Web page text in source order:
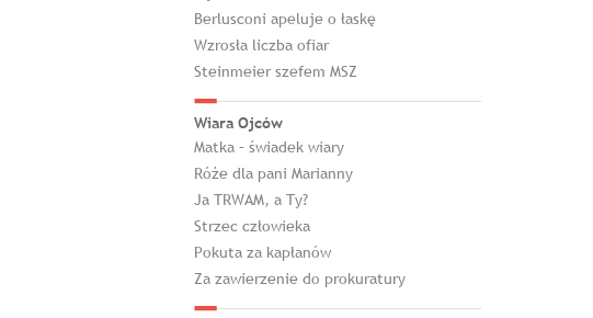
Berlusconi apeluje o łaskę
Wzrosła liczba ofiar
Steinmeier szefem MSZ
Wiara Ojców
Matka – świadek wiary
Róże dla pani Marianny
Ja TRWAM, a Ty?
Strzec człowieka
Pokuta za kapłanów
Za zawierzenie do prokuratury